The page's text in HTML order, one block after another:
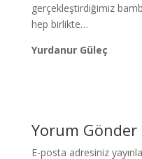
gerçekleştirdiğimiz
hep birlikte…
Yurdanur Güleç
Yorum Gönder
E-posta adresiniz